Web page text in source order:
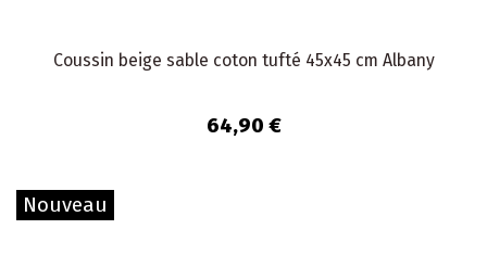
Coussin beige sable coton tufté 45x45 cm Albany
64,90 €
Nouveau